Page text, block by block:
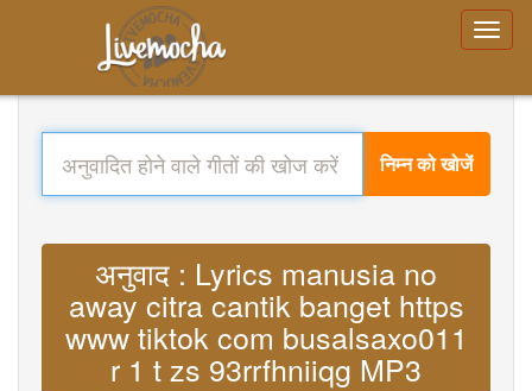
निम्न को खोजें
अनुवाद : Lyrics manusia no
away citra cantik banget https
www tiktok com busalsaxo011
r 1 t zs 93rrfhniiqg MP3